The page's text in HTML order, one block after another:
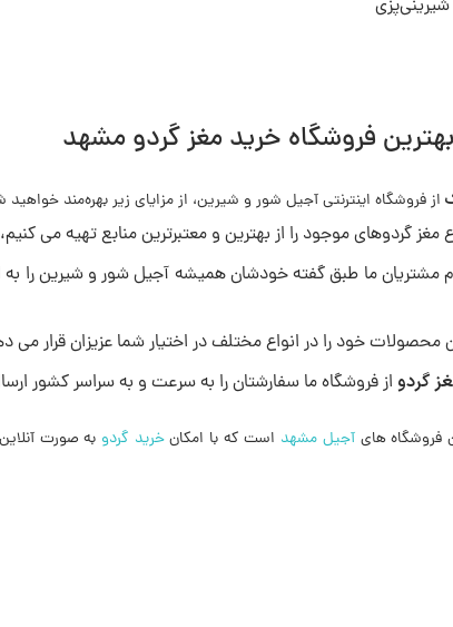
فروشگاه خرید مغز گردو مشهد
از فروشگاه اینترنتی آجیل شور و شیرین، از مزایای زیر بهره‌مند
مغز گردوهای موجود را از بهترین و معتبرترین منابع تهیه می
مشتریان ما طبق گفته خودشان همیشه آجیل شور و شیرین را به
خود را در انواع مختلف در اختیار شما عزیزان قرار می
گردو از فروشگاه ما سفارشتان را به سرعت و به سراسر کشور
فروشگاه هایآجیل مشهد است که با امکانخرید گردو به صورت